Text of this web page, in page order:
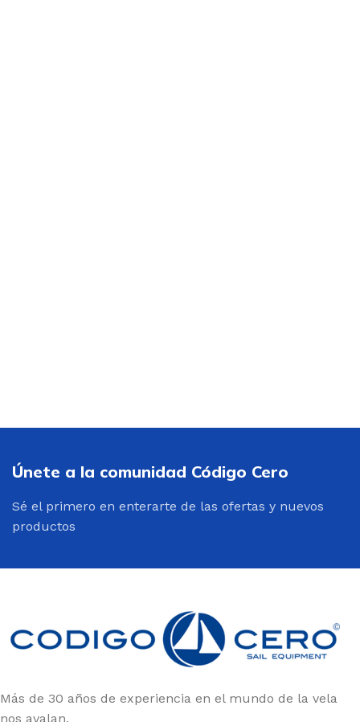
Únete a la comunidad Código Cero
Sé el primero en enterarte de las ofertas y nuevos
productos
Más de 30 años de experiencia en el mundo de la vela
nos avalan.